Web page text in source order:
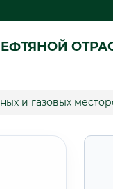
и газовых